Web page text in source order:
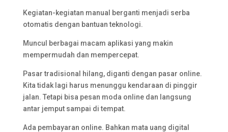
Kegiatan-kegiatan manual berganti menjadi serba
otomatis dengan bantuan teknologi.
Muncul berbagai macam aplikasi yang makin
mempermudah dan mempercepat.
Pasar tradisional hilang, diganti dengan pasar online.
Kita tidak lagi harus menunggu kendaraan di pinggir
jalan. Tetapi bisa pesan moda online dan langsung
antar jemput sampai di tempat.
Ada pembayaran online. Bahkan mata uang digital